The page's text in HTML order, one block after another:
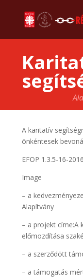
A karitatív
önkéntesek
EFOP 1.3.5-16-
Image
– a
Alapítvány
– a projekt címe:A
előmozdítása
– a szerződött
– a támogatás